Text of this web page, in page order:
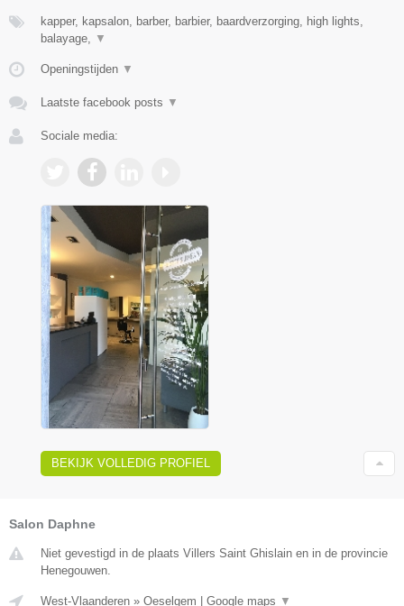
kapper, kapsalon, barber, barbier, baardverzorging, high lights,
balayage, ▼
Openingstijden ▼
Laatste facebook posts ▼
Sociale media:
BEKIJK VOLLEDIG PROFIEL
Salon Daphne
Niet gevestigd in de plaats Villers Saint Ghislain en in de provincie
Henegouwen.
West-Vlaanderen » Oeselgem Google maps ▼